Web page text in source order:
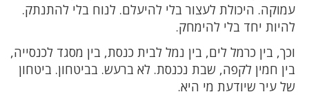
עמוקה. היכולת לעצור בלי להיעלם. לנוח בלי להתנתק.
להיות יחד בלי להימחק.
וכך, בין כרמל לים, בין נמל לבית כנסת, בין מסגד לכנסייה,
בין חמין לקפה, שבת נכנסת. לא ברעש. בביטחון. ביטחון
של עיר שיודעת מי היא.